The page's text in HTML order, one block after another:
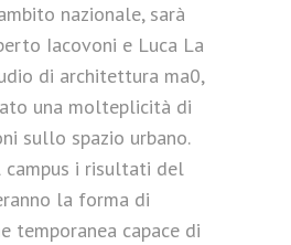
nazionale, sarà
Iacovoni e Luca La
di architettura ma0,
una molteplicità di
sullo spazio urbano.
i risultati del
la forma di
temporanea capace di